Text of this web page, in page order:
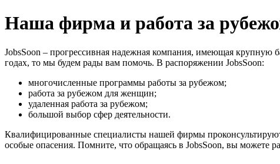
Наша фирма и работа за
JobsSoon – прогрессивная надежная компания, имеющая крупную
годах, то мы будем рады вам помочь. В распоряжении JobsSoon:
многочисленные программы работы за рубежом;
работа за рубежом для женщин;
удаленная работа за рубежом;
большой выбор сфер деятельности.
Квалифицированные специалисты нашей фирмы
особые опасения. Помните, что обращаясь в JobsSoon, вы можете